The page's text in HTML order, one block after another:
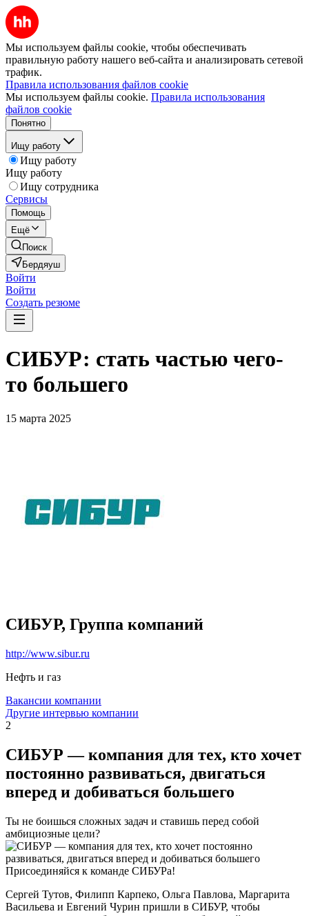
Мы используем файлы cookie, чтобы обеспечивать
правильную работу нашего веб-сайта и анализировать сетевой
трафик.
Правила использования файлов cookie
Мы используем файлы cookie. Правила использования
файлов cookie
Понятно
Ищу работу
Ищу работу
Ищу работу
Ищу сотрудника
Сервисы
Помощь
Ещё
Поиск
Бердяуш
Войти
Войти
Создать резюме
СИБУР: стать частью чего-
то большего
15 марта 2025
СИБУР, Группа компаний
http://www.sibur.ru
Нефть и газ
Вакансии компании
Другие интервью компании
2
СИБУР — компания для тех, кто хочет
постоянно развиваться, двигаться
вперед и добиваться большего
Ты не боишься сложных задач и ставишь перед собой
амбициозные цели?
Присоединяйся к команде СИБУРа!
Сергей Тутов, Филипп Карпеко, Ольга Павлова, Маргарита
Васильева и Евгений Чурин пришли в СИБУР, чтобы